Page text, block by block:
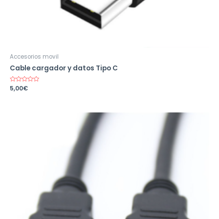
Accesorios movil
Cable cargador y datos Tipo C
Valorado
en
5,00€